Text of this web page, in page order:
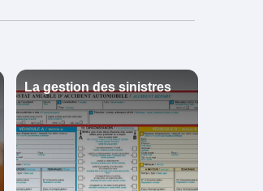
La gestion des sinistres